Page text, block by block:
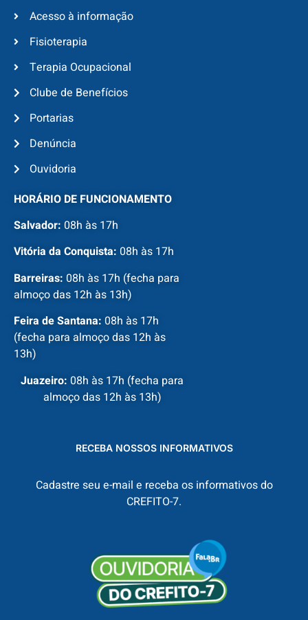
Acesso à informação
Fisioterapia
Terapia Ocupacional
Clube de Benefícios
Portarias
Denúncia
Ouvidoria
HORÁRIO DE FUNCIONAMENTO
Salvador: 08h às 17h
Vitória da Conquista: 08h às 17h
Barreiras: 08h às 17h (fecha para
almoço das 12h às 13h)
Feira de Santana: 08h às 17h
(fecha para almoço das 12h às
13h)
Juazeiro: 08h às 17h (fecha para
almoço das 12h às 13h)
RECEBA NOSSOS INFORMATIVOS
Cadastre seu e-mail e receba os informativos do
CREFITO-7.